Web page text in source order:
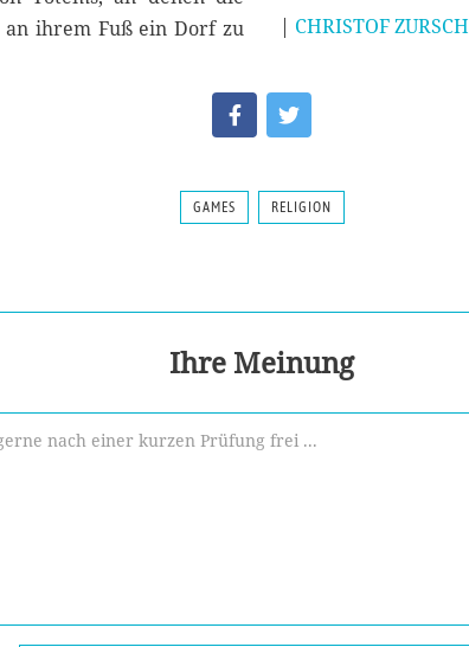
an ihrem Fuß ein Dorf zu
| CHRISTOF
GAMES RELIGION
Ihre Meinung